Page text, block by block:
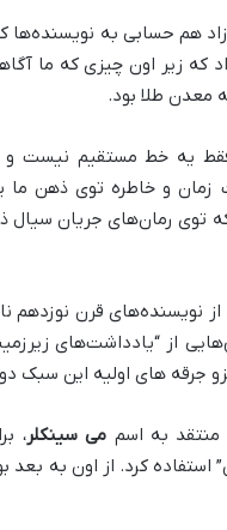
هم حسابی به
زیر اون چیزی که ما
معدن طلا بود.
فقط یه خط مستقیم نیست
و خاطره توی ذهن ما
توی رمان‌های جریان سیال
نویسنده‌های قرن نوزدهم
از “یادداشت‌های
جرقه های اولیه این سبک
می سینکلر،
استفاده کرد. از اون به بعد